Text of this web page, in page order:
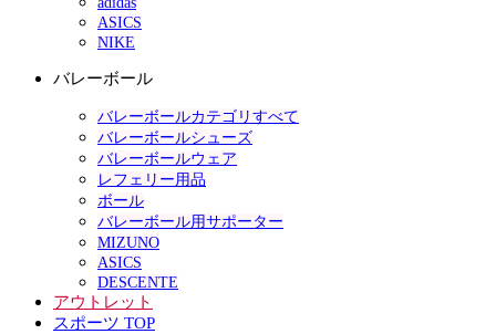
ASICS
NIKE
バレーボール
バレーボールカテゴリすべて
バレーボールシューズ
バレーボールウェア
レフェリー用品
ボール
バレーボール用サポーター
MIZUNO
ASICS
DESCENTE
アウトレット
スポーツ TOP